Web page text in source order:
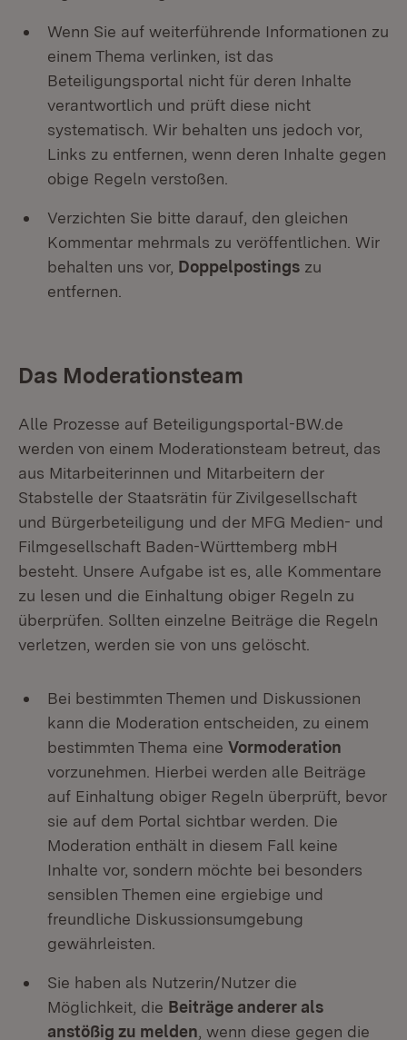
Wenn Sie auf weiterführende Informationen zu
einem Thema verlinken, ist das
Beteiligungsportal nicht für deren Inhalte
verantwortlich und prüft diese nicht
systematisch. Wir behalten uns jedoch vor,
Links zu entfernen, wenn deren Inhalte gegen
obige Regeln verstoßen.
Verzichten Sie bitte darauf, den gleichen
Kommentar mehrmals zu veröffentlichen. Wir
behalten uns vor, Doppelpostings zu
entfernen.
Das Moderationsteam
Alle Prozesse auf Beteiligungsportal-BW.de
werden von einem Moderationsteam betreut, das
aus Mitarbeiterinnen und Mitarbeitern der
Stabstelle der Staatsrätin für Zivilgesellschaft
und Bürgerbeteiligung und der MFG Medien- und
Filmgesellschaft Baden-Württemberg mbH
besteht. Unsere Aufgabe ist es, alle Kommentare
zu lesen und die Einhaltung obiger Regeln zu
überprüfen. Sollten einzelne Beiträge die Regeln
verletzen, werden sie von uns gelöscht.
Bei bestimmten Themen und Diskussionen
kann die Moderation entscheiden, zu einem
bestimmten Thema eine Vormoderation
vorzunehmen. Hierbei werden alle Beiträge
auf Einhaltung obiger Regeln überprüft, bevor
sie auf dem Portal sichtbar werden. Die
Moderation enthält in diesem Fall keine
Inhalte vor, sondern möchte bei besonders
sensiblen Themen eine ergiebige und
freundliche Diskussionsumgebung
gewährleisten.
Sie haben als Nutzerin/Nutzer die
Möglichkeit, die Beiträge anderer als
anstößig zu melden , wenn diese gegen die